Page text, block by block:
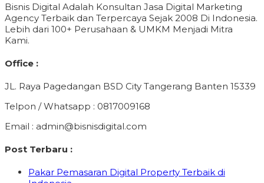
Bisnis Digital Adalah Konsultan Jasa Digital Marketing
Agency Terbaik dan Terpercaya Sejak 2008 Di Indonesia.
Lebih dari 100+ Perusahaan & UMKM Menjadi Mitra
Kami.
Office :
JL. Raya Pagedangan BSD City Tangerang Banten 15339
Telpon / Whatsapp : 0817009168
Email : admin@bisnisdigital.com
Post Terbaru :
Pakar Pemasaran Digital Property Terbaik di